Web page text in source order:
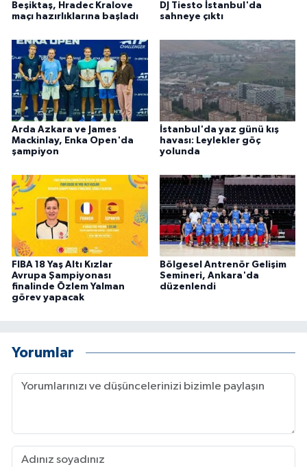
Beşiktaş, Hradec Kralove
maçı hazırlıklarına başladı
DJ Tiesto İstanbul'da
sahneye çıktı
Arda Azkara ve James
Mackinlay, Enka Open'da
şampiyon
İstanbul'da yaz günü kış
havası: Leylekler göç
yolunda
FIBA 18 Yaş Altı Kızlar
Avrupa Şampiyonası
finalinde Özlem Yalman
görev yapacak
Bölgesel Antrenör Gelişim
Semineri, Ankara'da
düzenlendi
Yorumlar